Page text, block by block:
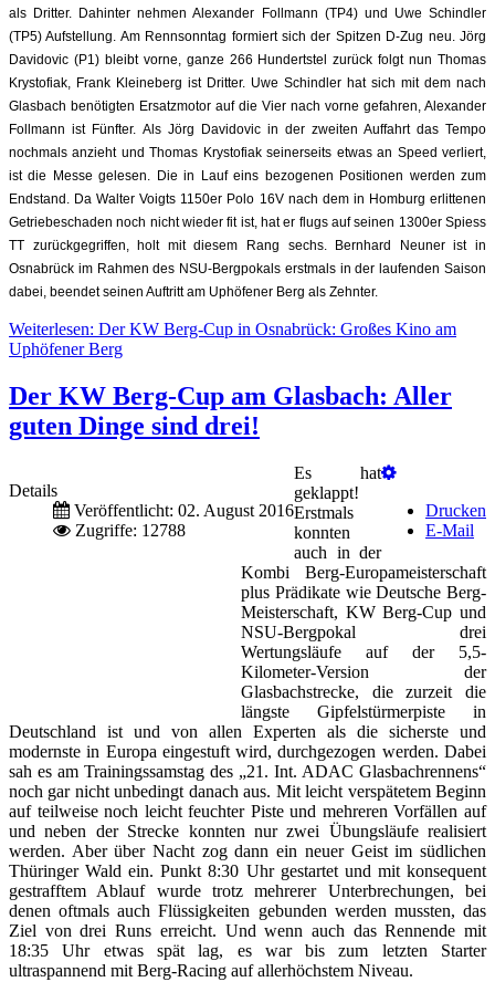
als Dritter. Dahinter nehmen Alexander Follmann (TP4) und Uwe Schindler
(TP5) Aufstellung. Am Rennsonntag formiert sich der Spitzen D-Zug neu. Jörg
Davidovic (P1) bleibt vorne, ganze 266 Hundertstel zurück folgt nun Thomas
Krystofiak, Frank Kleineberg ist Dritter. Uwe Schindler hat sich mit dem nach
Glasbach benötigten Ersatzmotor auf die Vier nach vorne gefahren, Alexander
Follmann ist Fünfter. Als Jörg Davidovic in der zweiten Auffahrt das Tempo
nochmals anzieht und Thomas Krystofiak seinerseits etwas an Speed verliert,
ist die Messe gelesen. Die in Lauf eins bezogenen Positionen werden zum
Endstand. Da Walter Voigts 1150er Polo 16V nach dem in Homburg erlittenen
Getriebeschaden noch nicht wieder fit ist,hat er flugs auf seinen 1300er Spiess
TT zurückgegriffen, holt mit diesem Rang sechs. Bernhard Neuner ist in
Osnabrück im Rahmen des NSU-Bergpokals erstmals in der laufenden Saison
dabei, beendet seinen Auftritt am Uphöfener Berg als Zehnter.
Weiterlesen: Der KW Berg-Cup in Osnabrück: Großes Kino am
Uphöfener Berg
Der KW Berg-Cup am Glasbach: Aller
guten Dinge sind drei!
Details
Veröffentlicht: 02. August 2016
Zugriffe: 12788
Drucken
E-Mail
Es hat
geklappt!
Erstmals
konnten
auch in der
Kombi Berg-Europameisterschaft
plus Prädikate wie Deutsche Berg-
Meisterschaft, KW Berg-Cup und
NSU-Bergpokal drei
Wertungsläufe auf der 5,5-
Kilometer-Version der
Glasbachstrecke, die zurzeit die
längste Gipfelstürmerpiste in
Deutschland ist und von allen Experten als die sicherste und
modernste in Europa eingestuft wird, durchgezogen werden. Dabei
sah es am Trainingssamstag des „21. Int. ADAC Glasbachrennens“
noch gar nicht unbedingt danach aus. Mit leicht verspätetem Beginn
auf teilweise noch leicht feuchter Piste und mehreren Vorfällen auf
und neben der Strecke konnten nur zwei Übungsläufe realisiert
werden. Aber über Nacht zog dann ein neuer Geist im südlichen
Thüringer Wald ein. Punkt 8:30 Uhr gestartet und mit konsequent
gestrafftem Ablauf wurde trotz mehrerer Unterbrechungen, bei
denen oftmals auch Flüssigkeiten gebunden werden mussten, das
Ziel von drei Runs erreicht. Und wenn auch das Rennende mit
18:35 Uhr etwas spät lag, es war bis zum letzten Starter
ultraspannend mit Berg-Racing auf allerhöchstem Niveau.